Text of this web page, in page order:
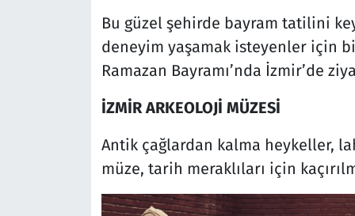
Bu güzel şehirde bayram tatilini
deneyim yaşamak isteyenler için
Ramazan Bayramı’nda İzmir’de
İZMİR ARKEOLOJİ MÜZESİ
Antik çağlardan kalma heykeller,
müze, tarih meraklıları için